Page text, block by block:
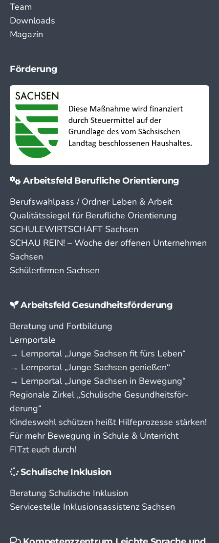
Team
Downloads
Magazin
Förderung
Arbeitsfeld Berufliche Orientierung
Berufswahlpass / Ordner Leben & Arbeit
Qualitätssiegel für Berufliche Orientierung
SCHULEWIRTSCHAFT Sachsen
SCHAU REIN! – Woche der offenen Unternehmen
Sachsen
Schülerfirmen Sachsen
Arbeitsfeld Gesundheitsförderung
Beratung und Fortbildung
Lernportale
→ Lern­portal „Junge Sachsen fit fürs Leben“
→ Lern­portal „Junge Sachsen genießen“
→ Lern­portal „Junge Sachsen in Bewegung“
Regionale Zirkel „Schu­lische Gesund­­heits­­­för­­
derung“
Kindeswohl schützen heißt Hilfeprozesse stärken!
Für mehr Bewegung in Schule & Unterricht
FITzt euch durch!
Schulische Inklusion
Beratung Schulische Inklusion
Servicestelle Inklusionsassistenz Sachsen